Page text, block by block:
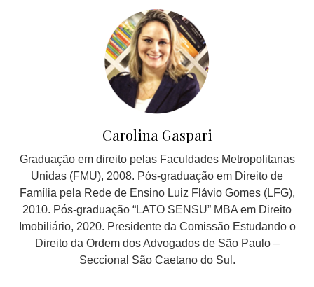
Carolina Gaspari
Graduação em direito pelas Faculdades Metropolitanas
Unidas (FMU), 2008. Pós-graduação em Direito de
Família pela Rede de Ensino Luiz Flávio Gomes (LFG),
2010. Pós-graduação “LATO SENSU” MBA em Direito
Imobiliário, 2020. Presidente da Comissão Estudando o
Direito da Ordem dos Advogados de São Paulo –
Seccional São Caetano do Sul.